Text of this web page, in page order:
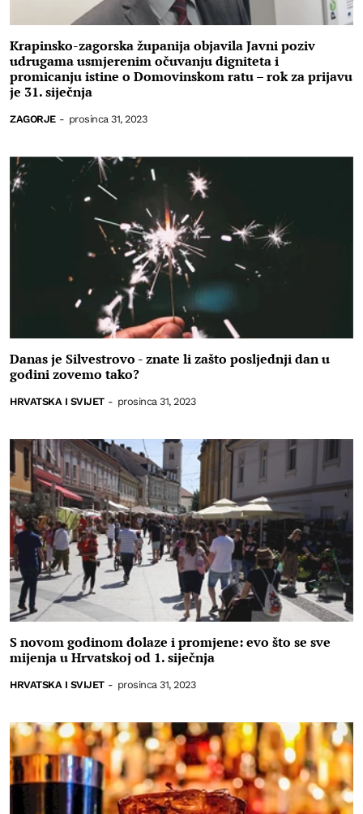
Krapinsko-zagorska županija objavila Javni poziv
udrugama usmjerenim očuvanju digniteta i
promicanju istine o Domovinskom ratu – rok za prijavu
je 31. siječnja
ZAGORJE - prosinca 31, 2023
Danas je Silvestrovo - znate li zašto posljednji dan u
godini zovemo tako?
HRVATSKA I SVIJET - prosinca 31, 2023
S novom godinom dolaze i promjene: evo što se sve
mijenja u Hrvatskoj od 1. siječnja
HRVATSKA I SVIJET - prosinca 31, 2023